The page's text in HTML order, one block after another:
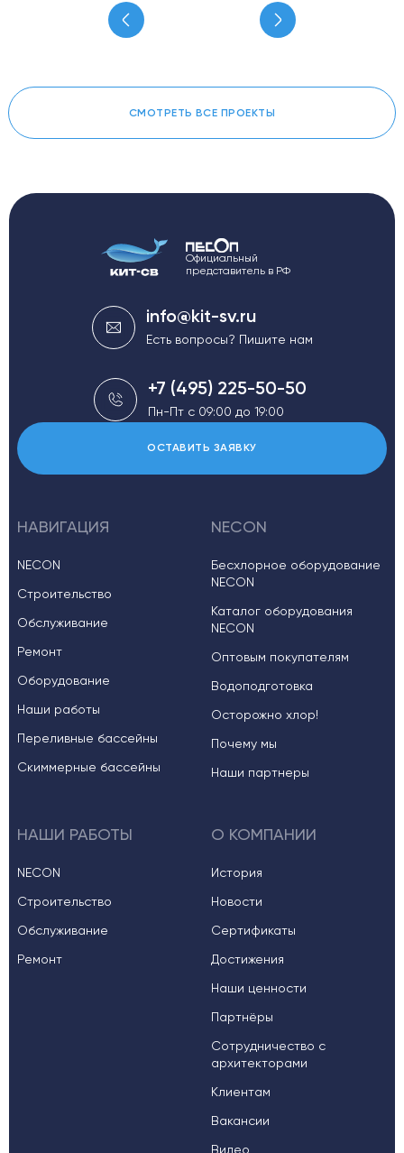
СМОТРЕТЬ ВСЕ ПРОЕКТЫ
НАВИГАЦИЯ
NECON
Строительство
Обслуживание
Ремонт
Оборудование
Наши работы
Переливные бассейны
Скиммерные бассейны
NECON
Бесхлорное оборудование
NECON
Каталог оборудования
NECON
Оптовым покупателям
Водоподготовка
Осторожно хлор!
Почему мы
Наши партнеры
НАШИ РАБОТЫ
NECON
Строительство
Обслуживание
Ремонт
О КОМПАНИИ
История
Новости
Сертификаты
Достижения
Наши ценности
Партнёры
Сотрудничество с
архитекторами
Клиентам
Вакансии
Видео
Официальный
представитель в РФ
info@kit-sv.ru
Есть вопросы? Пишите нам
+7 (495) 225-50-50
Пн-Пт с 09:00 до 19:00
ОСТАВИТЬ ЗАЯВКУ